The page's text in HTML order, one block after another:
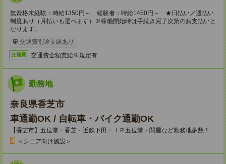
無資格未経験：時給1350円～ 経験者：時給1450円～ ★日払い／週払い
制度あり（月払いも選べます）※稼働開始時は手続き完了次第のお支払いと
なります。
交通費別途支給あり
交通費 交通費全額支給※規定有
勤務地
奈良県香芝市
車通勤OK / 自転車・バイク通勤OK
【香芝市】五位堂・香芝・近鉄下田・ＪＲ五位堂・関屋など勤務地多数！
＜シニア向け施設＞